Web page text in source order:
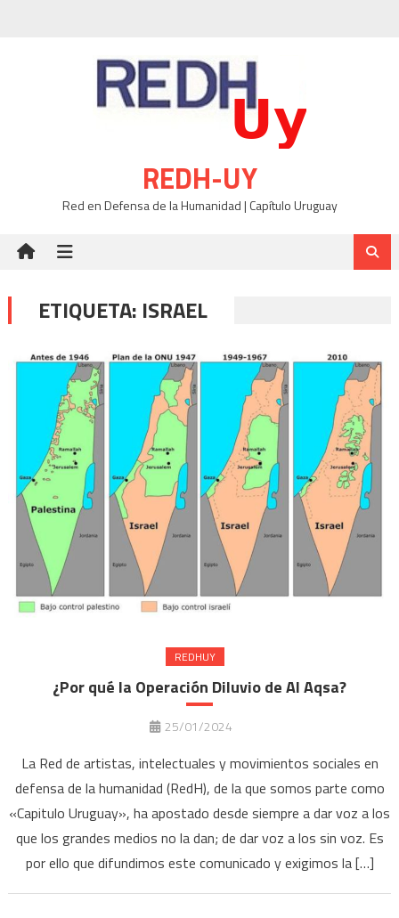
REDH-UY
Red en Defensa de la Humanidad | Capítulo Uruguay
ETIQUETA: ISRAEL
REDHUY
¿Por qué la Operación Diluvio de Al Aqsa?
25/01/2024
La Red de artistas, intelectuales y movimientos sociales en
defensa de la humanidad (RedH), de la que somos parte como
«Capitulo Uruguay», ha apostado desde siempre a dar voz a los
que los grandes medios no la dan; de dar voz a los sin voz. Es
por ello que difundimos este comunicado y exigimos la […]